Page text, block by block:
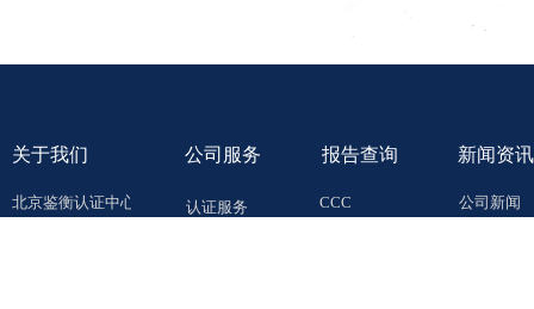
报告查询
关于我们
北京鉴衡认证中心
公司新闻
CCC
公司服务 新闻资讯
认证服务